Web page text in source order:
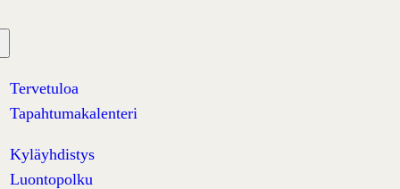
Tervetuloa
Tapahtumakalenteri
Kyläyhdistys
Luontopolku